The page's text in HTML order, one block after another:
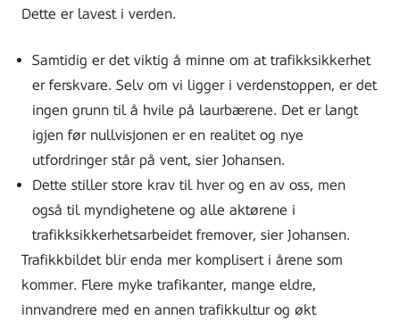
Dette er lavest i verden.
Samtidig er det viktig å minne om at trafikksikkerhet
er ferskvare. Selv om vi ligger i verdenstoppen, er det
ingen grunn til å hvile på laurbærene. Det er langt
igjen før nullvisjonen er en realitet og nye
utfordringer står på vent, sier Johansen.
Dette stiller store krav til hver og en av oss, men
også til myndighetene og alle aktørene i
trafikksikkerhetsarbeidet fremover, sier Johansen.
Trafikkbildet blir enda mer komplisert i årene som
kommer. Flere myke trafikanter, mange eldre,
innvandrere med en annen trafikkultur og økt